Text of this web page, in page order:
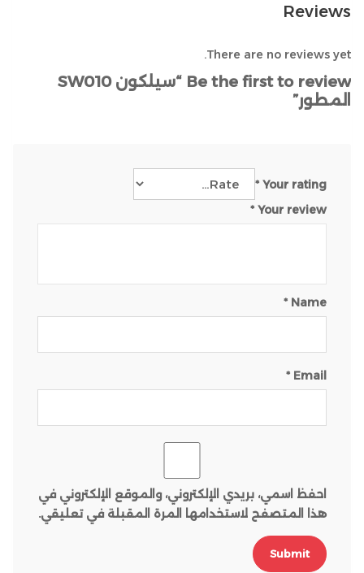
o
o
k
p
Reviews
There are no reviews yet.
Be the first to review “سيلكون SW010
المطور”
Your rating
*
Your review
*
Name
*
Email
*
احفظ اسمي، بريدي الإلكتروني، والموقع الإلكتروني في
هذا المتصفح لاستخدامها المرة المقبلة في تعليقي.